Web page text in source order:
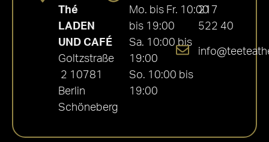
Thé
LADEN
UND CAFÉ
Goltzstraße
2 10781
Berlin
Schöneberg
Mo. bis Fr. 10:00
bis 19:00
Sa. 10:00 bis
19:00
So. 10:00 bis
19:00
217
522 40